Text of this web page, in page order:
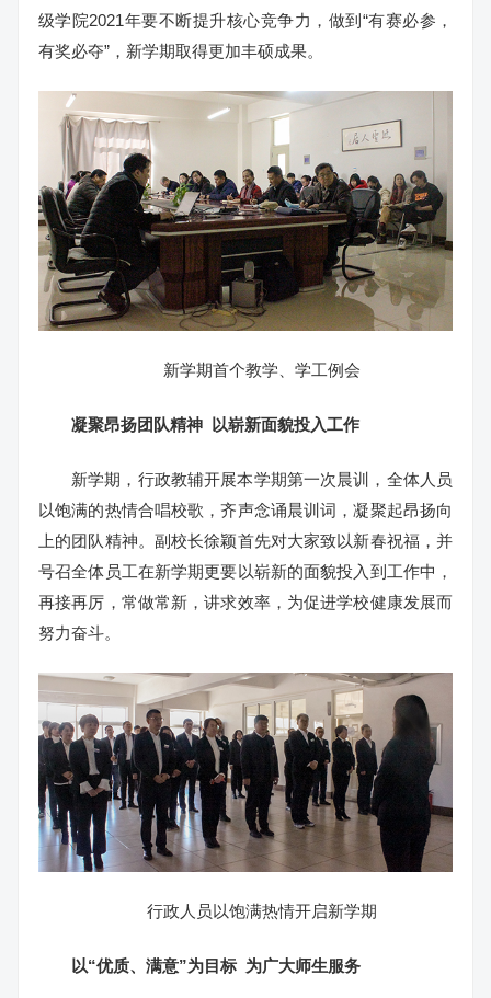
级学院2021年要不断提升核心竞争力，做到“有赛必参，
有奖必夺”，新学期取得更加丰硕成果。
新学期首个教学、学工例会
凝聚昂扬团队精神 以崭新面貌投入工作
新学期，行政教辅开展本学期第一次晨训，全体人员
以饱满的热情合唱校歌，齐声念诵晨训词，凝聚起昂扬向
上的团队精神。副校长徐颖首先对大家致以新春祝福，并
号召全体员工在新学期更要以崭新的面貌投入到工作中，
再接再厉，常做常新，讲求效率，为促进学校健康发展而
努力奋斗。
行政人员以饱满热情开启新学期
以“优质、满意”为目标 为广大师生服务